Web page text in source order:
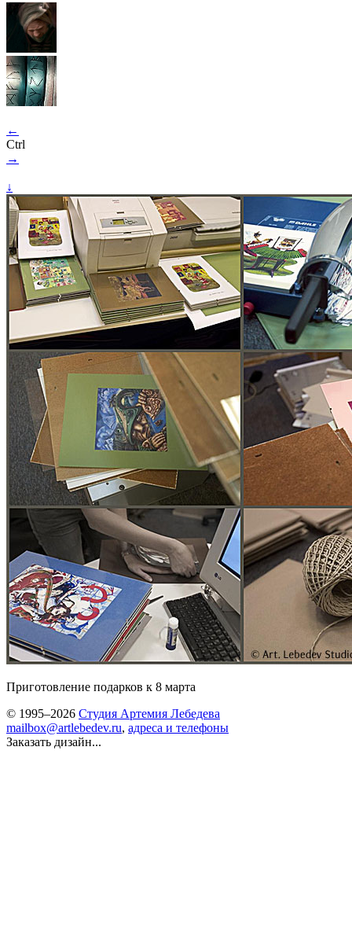
←
Ctrl
→
↓
Приготовление подарков к 8 марта
© 1995–2026 Студия Артемия Лебедева
mailbox@artlebedev.ru, адреса и телефоны
Заказать дизайн...